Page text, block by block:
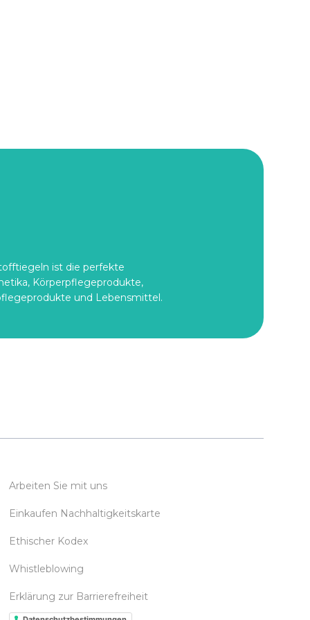
ist die perfekte
Körperpflegeprodukte,
und Lebensmittel.
Arbeiten Sie mit uns
Einkaufen Nachhaltigkeitskarte
Ethischer Kodex
Whistleblowing
Erklärung zur Barrierefreiheit